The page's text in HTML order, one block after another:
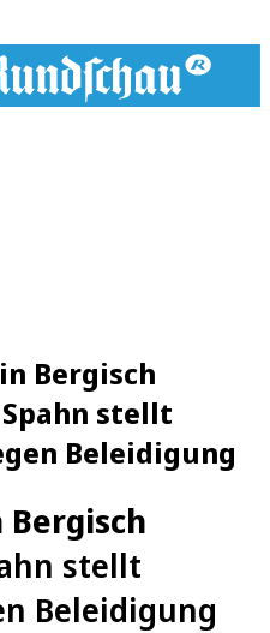
Bergisch
Spahn stellt
Beleidigung
stellt
Beleidigung